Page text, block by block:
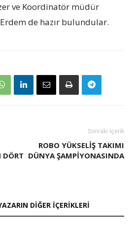
ve Koordinatör müdür
de hazır bulundular.
DÖRT
Sonraki İçerik
ROBO YÜKSELİŞ TAKIMI
DÜNYA ŞAMPİYONASINDA
DIĞER İÇERIKLERI